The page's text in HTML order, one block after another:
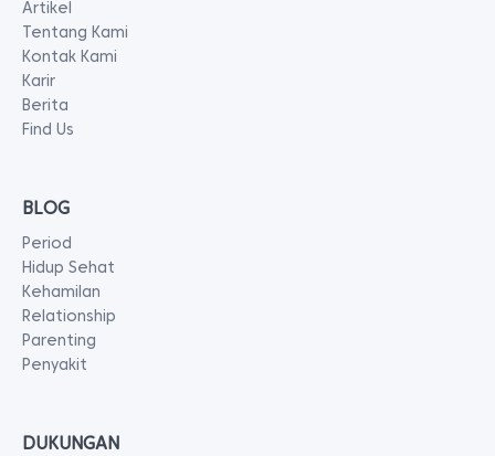
Artikel
Tentang Kami
Kontak Kami
Karir
Berita
Find Us
BLOG
Period
Hidup Sehat
Kehamilan
Relationship
Parenting
Penyakit
DUKUNGAN